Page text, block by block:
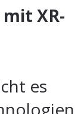
XR-
es